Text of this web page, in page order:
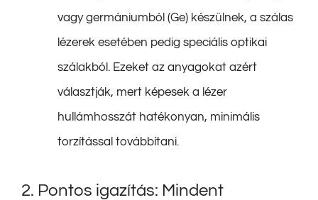
vagy germániumból (Ge) készülnek, a szálas
lézerek esetében pedig speciális optikai
szálakból. Ezeket az anyagokat azért
választják, mert képesek a lézer
hullámhosszát hatékonyan, minimális
torzítással továbbítani.
2. Pontos igazítás: Mindent